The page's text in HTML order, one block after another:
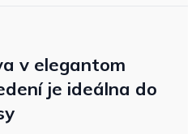
v elegantom
je ideálna do